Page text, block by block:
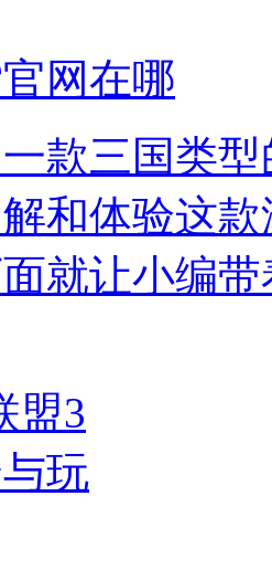
官网在哪
款三国类
和体验这
就让小编